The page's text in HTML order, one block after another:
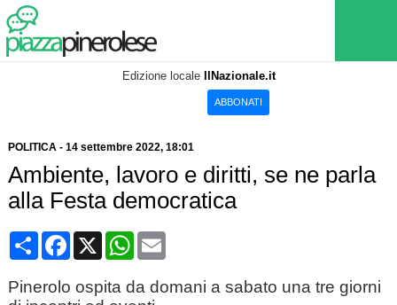
Edizione locale IlNazionale.it
ABBONATI
POLITICA- 14 settembre 2022, 18:01
Ambiente, lavoro e diritti, se ne parla
alla Festa democratica
CondividiFacebook
X WhatsApp
Email
Pinerolo ospita da domani a sabato una tre giorni